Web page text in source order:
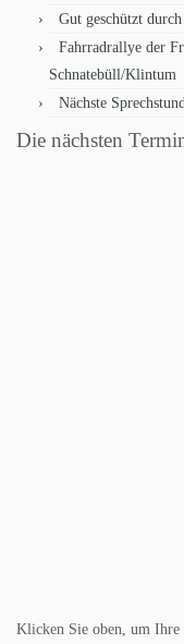
Gut geschützt
Fahrradrallye der
Schnatebüll/Klintum
Nächste
Die nächsten
Klicken Sie oben, um